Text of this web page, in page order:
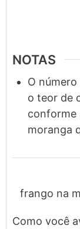
NOTAS
O
o teor de
conforme
moranga
frango na
Como você